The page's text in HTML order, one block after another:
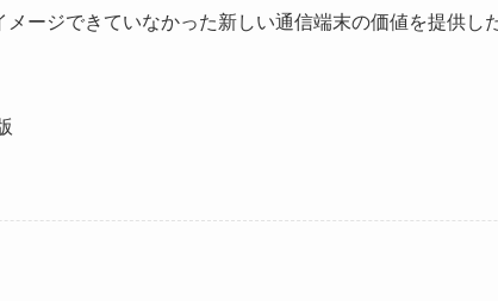
ージできていなかった新しい通信端末の価値を提供し